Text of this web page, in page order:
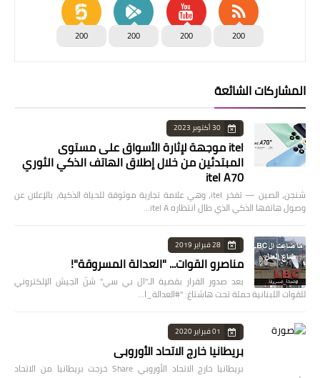
200
200
200
200
المشاركات الشائعة
30 أكتوبر 2023
itel موجهة لإثارة الأسواق على مستوى
المبتدئين من خلال إطلاق الهاتف الذكي الثوري
itel A70
شنجن، الصين — تفخر itel، وهي علامة تجارية موثوقة للحياة الذكية، بالإعلان عن
وصول هاتفها الذكي الذي طال انتظاره itel A…
28 فبراير 2019
مناصرو القوات... "العدالة المسروقة"!
بعد صدور القرار بقضية الـ"ال بي سي" شنّ الجيش الإلكتروني
للقوات اللبنانية حملة تحت هاشتاغ: "#العدالة_ا…
01 فبراير 2020
بريطانيا خارج الاتحاد الأوروبي
بريطانيا خارج الاتحاد الأوروبي Share خرجت بريطانيا من الاتحاد